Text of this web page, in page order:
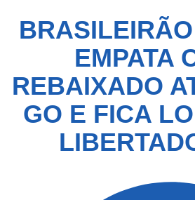
EMPATA
REBAIXADO
GO E FICA